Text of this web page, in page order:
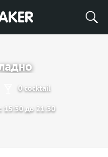
0 cocktail
15:30 до 21:30